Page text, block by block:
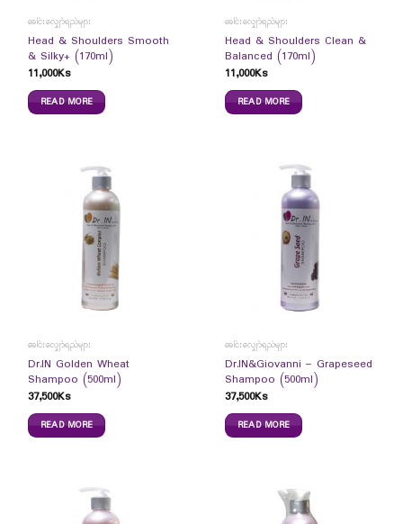
ခေါင်းလျှော်ရည်များ
Head & Shoulders Smooth
& Silky+ (170ml)
11,000Ks
READ MORE
ခေါင်းလျှော်ရည်များ
Head & Shoulders Clean &
Balanced (170ml)
11,000Ks
READ MORE
ခေါင်းလျှော်ရည်များ
Dr.IN Golden Wheat
Shampoo (500ml)
37,500Ks
READ MORE
ခေါင်းလျှော်ရည်များ
Dr.IN&Giovanni – Grapeseed
Shampoo (500ml)
37,500Ks
READ MORE